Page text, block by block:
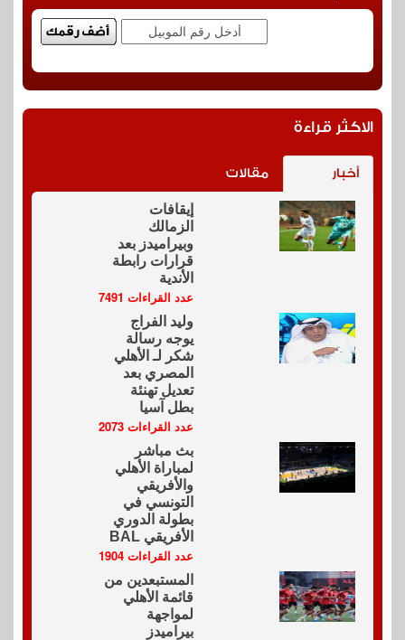
الاكثر قراءة
أخبار مقالات
إيقافات
الزمالك
وبيراميدز بعد
قرارات رابطة
الأندية
عدد القراءات 7491
وليد الفراج
يوجه رسالة
شكر لـ الأهلي
المصري بعد
تعديل تهنئة
بطل آسيا
عدد القراءات 2073
بث مباشر
لمباراة الأهلي
والأفريقي
التونسي في
بطولة الدوري
الأفريقي BAL
عدد القراءات 1904
المستبعدين من
قائمة الأهلي
لمواجهة
بيراميدز